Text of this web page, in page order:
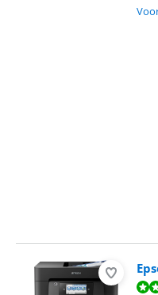
Beoordeling is 9,2 van de 10,